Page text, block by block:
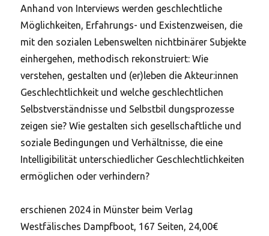
Anhand von Interviews werden geschlechtliche
Möglichkeiten, Erfahrungs- und Existenzweisen, die
mit den sozialen Lebenswelten nichtbinärer Subjekte
einhergehen, methodisch rekonstruiert: Wie
verstehen, gestalten und (er)leben die Akteur:innen
Geschlechtlichkeit und welche geschlechtlichen
Selbstverständnisse und Selbstbil dungsprozesse
zeigen sie? Wie gestalten sich gesellschaftliche und
soziale Bedingungen und Verhältnisse, die eine
Intelligibilität unterschiedlicher Geschlechtlichkeiten
ermöglichen oder verhindern?
erschienen 2024 in Münster beim Verlag
Westfälisches Dampfboot, 167 Seiten, 24,00€